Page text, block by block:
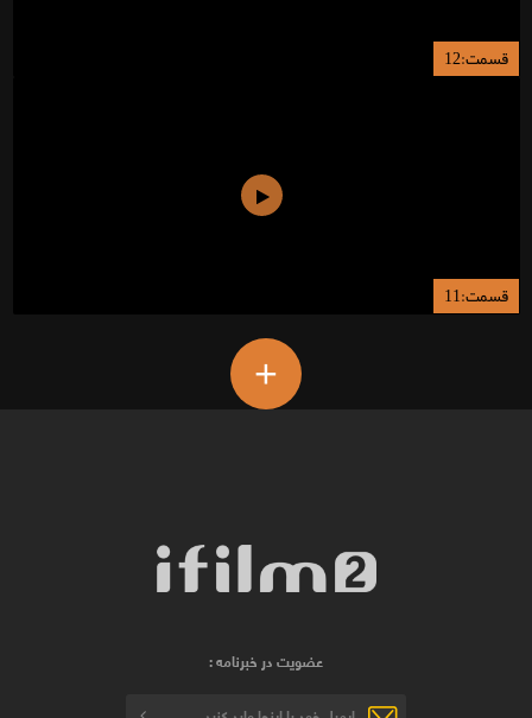
قسمت:12
قسمت:11
+
عضویت در خبرنامه :